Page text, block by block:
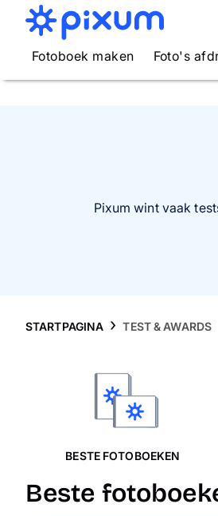
Fotoboek maken Foto's
Pixum wint vaak
STARTPAGINA TEST & AWARDS
BESTE FOTOBOEKEN
Beste